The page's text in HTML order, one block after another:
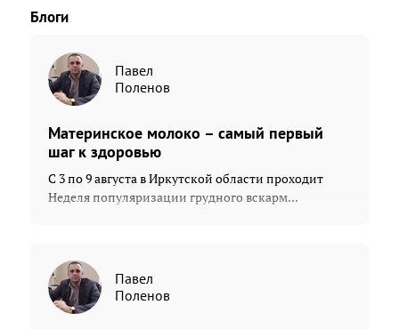
Блоги
Павел
Поленов
Материнское молоко – самый первый
шаг к здоровью
С 3 по 9 августа в Иркутской области проходит
Неделя популяризации грудного вскарм...
Павел
Поленов